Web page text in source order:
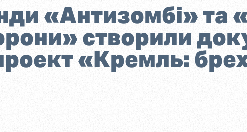
«Антизомбі» та
створили
«Кремль: